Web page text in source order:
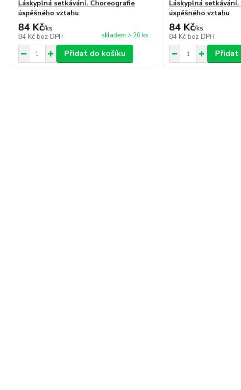
Láskyplná setkávání. Choreografie
úspěšného vztahu
84 Kč/ks
84 Kč bez DPH skladem > 20 ks
Přidat do košíku
Láskyplná
úspěšného vztahu
84 Kč/ks
84 Kč bez DPH
Přidat